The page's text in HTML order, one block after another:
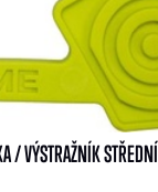
/ VÝSTRAŽNÍK STŘEDNÍ